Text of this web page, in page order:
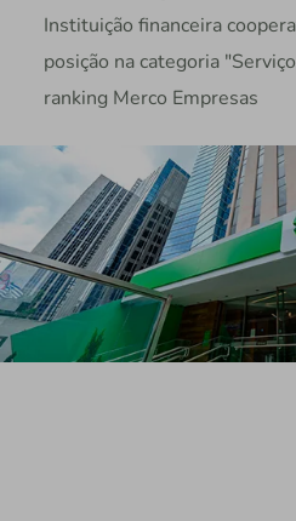
Instituição financeira
posição na categoria
ranking Merco Empresas